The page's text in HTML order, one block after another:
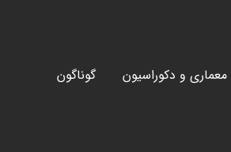
معماری و دکوراسیون گوناگون